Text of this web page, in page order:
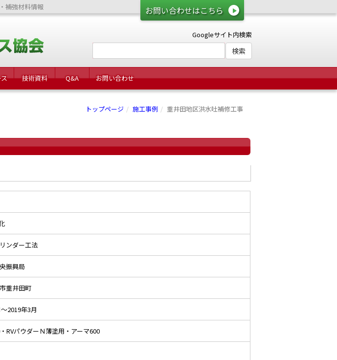
お問い合わせはこちら
補強材料情報
Googleサイト内検索
技術資料 Q&A お問い合わせ
トップページ 施工事例 重井田地区洪水吐補修工事
ンダー工法
振興局
重井田町
2019年3月
RVパウダーＮ薄塗用・アーマ600